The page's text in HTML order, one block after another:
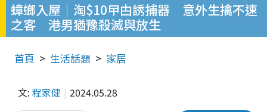
蟑螂入屋｜淘$10曱甴誘捕器 意外生擒不速
之客 港男猶豫殺滅與放生
首頁 生活話題 家居
文: 程家健 2024.05.28